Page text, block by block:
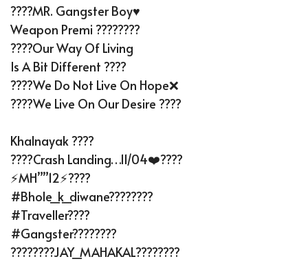
????MR. Gangster Boy♥️
Weapon Premi ????????
????Our Way Of Living
Is A Bit Different ????
????We Do Not Live On Hope❌
????We Live On Our Desire ????
Khalnayak ????
????Crash Landing…11/04❤️????
⚡MH””12⚡????
#bhole_k_diwane????????
#traveller????️
#Gangster????????
????????JAY_MAHAKAL????????